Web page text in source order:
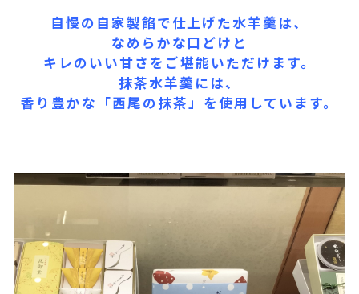
自慢の自家製餡で仕上げた水羊羹は、
なめらかな口どけと
キレのいい甘さをご堪能いただけます。
抹茶水羊羹には、
香り豊かな「西尾の抹茶」を使用しています。